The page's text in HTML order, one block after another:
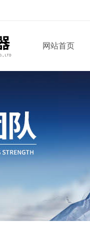
网站首页